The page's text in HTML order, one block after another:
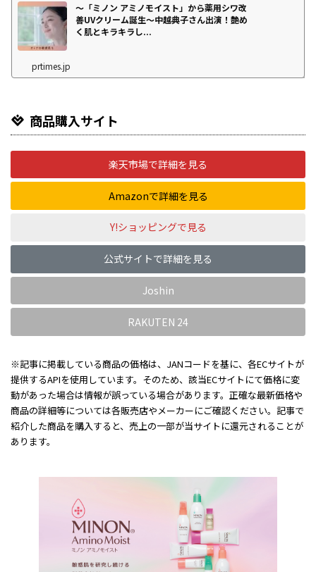
～「ミノン アミノモイスト」から薬用シワ改
善UVクリーム誕生～中越典子さん出演！艶め
く肌とキラキラし...
prtimes.jp
商品購入サイト
楽天市場で詳細を見る
Amazonで詳細を見る
Y!ショッピングで見る
公式サイトで詳細を見る
Joshin
RAKUTEN 24
※記事に掲載している商品の価格は、JANコードを基に、各ECサイトが
提供するAPIを使用しています。そのため、該当ECサイトにて価格に変
動があった場合は情報が誤っている場合があります。正確な最新価格や
商品の詳細等については各販売店やメーカーにご確認ください。記事で
紹介した商品を購入すると、売上の一部が当サイトに還元されることが
あります。